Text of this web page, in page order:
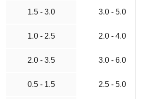
1.5 - 3.0 3.0 - 5.0
1.0 - 2.5 2.0 - 4.0
2.0 - 3.5 3.0 - 6.0
0.5 - 1.5 2.5 - 5.0